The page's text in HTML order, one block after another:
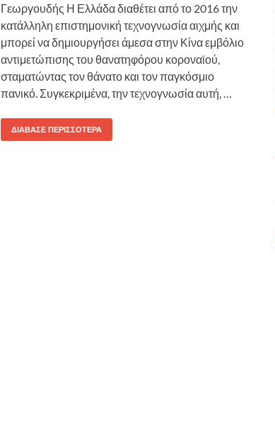
Γεωργουδής Η Ελλάδα διαθέτει από το 2016 την
κατάλληλη επιστημονική τεχνογνωσία αιχμής και
μπορεί να δημιουργήσει άμεσα στην Κίνα εμβόλιο
αντιμετώπισης του θανατηφόρου κοροναϊού,
σταματώντας τον θάνατο και τον παγκόσμιο
πανικό. Συγκεκριμένα, την τεχνογνωσία αυτή, …
ΔΙΆΒΑΣΕ ΠΕΡΙΣΣΌΤΕΡΑ